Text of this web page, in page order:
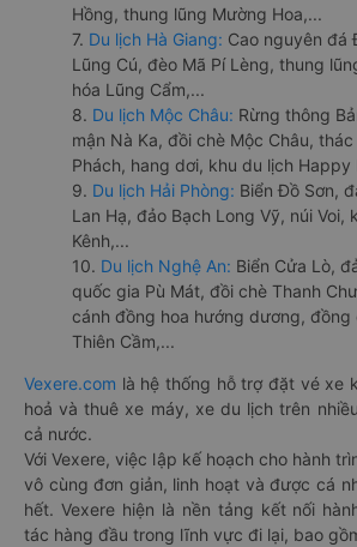
Hồng, thung lũng Mường Hoa,...
7. Du lịch Hà Giang: Cao nguyên đá
Lũng Cú, đèo Mã Pí Lèng, thung
hóa Lũng Cẩm,...
8. Du lịch Mộc Châu: Rừng thông
mận Nà Ka, đồi chè Mộc Châu, thác
Phách, hang dơi, khu du lịch Happy
9. Du lịch Hải Phòng: Biển Đồ Sơn,
Lan Hạ, đảo Bạch Long Vỹ, núi Voi,
Kênh,...
10. Du lịch Nghệ An: Biển Cửa Lò,
quốc gia Pù Mát, đồi chè Thanh
cánh đồng hoa hướng dương, đồng
Thiên Cầm,...
Vexere.com là hệ thống hỗ trợ đặt vé xe
hoả và thuê xe máy, xe du lịch trên
cả nước.
Với Vexere, việc lập kế hoạch cho hành
vô cùng đơn giản, linh hoạt và được cá
hết. Vexere hiện là nền tảng kết nối
tác hàng đầu trong lĩnh vực đi lại, bao